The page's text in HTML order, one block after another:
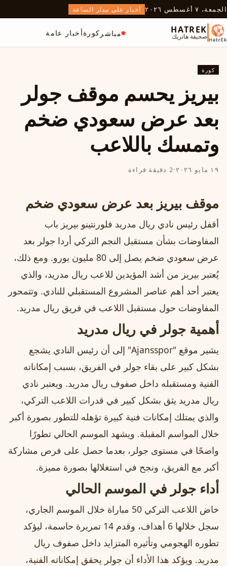
الجمعة، ٧ أغسطس ٢٠٢٦ أخبار على مدار الساعة
HATREK
صحيفة هاتريك مباشر كورةأخبار عامة
كورة
بيريز يحسم موقف جولر
بعد عرض سعودي ضخم
وتمسك باللاعب
١٩ مايو ٢٠٢٦ ·2 دقيقة قراءة
موقف بيريز بعد عرض سعودي ضخم
أقفل رئيس نادي ريال مدريد فلورنتينو بيريز باب
المفاوضات بشأن مستقبل النجم التركي أردا جولر بعد
عرض سعودي ضخم يصل إلى 80 مليون يورو. ومع ذلك،
يُعتبر بيريز من أشد المؤيدين للاعب ريال مدريد، والذي
يعتبر أحد أهم عناصر المشروع المستقبلي للنادي. وتتمحور
المفاوضات حول مستقبل اللاعب في فريق ريال مدريد.
أهمية جولر في ريال مدريد
يشير موقع "Ajansspor" إلى أن رئيس النادي يشجع
بشكل كبير على بقاء جولر في الفريق، بسبب إمكاناته
الفنية ومستقبله داخل صفوف ريال مدريد. ويعتبر نادي
ريال مدريد يثق بشكل كبير في قدرات اللاعب التركي،
والذي يمتلك إمكانات فنية كبيرة تؤهله للتطور بصورة أكبر
خلال المواسم المقبلة. ويشهد الموسم الحالي تطورًا
واضحًا في مستوى جولر، بعدما حصل على فرص مشاركة
أكبر مع الفريق، ونجح في استغلالها بصورة مميزة.
أداء جولر في الموسم الحالي
خاض اللاعب التركي 50 مباراة خلال الموسم الجاري،
سجل خلالها 6 أهداف، وقدم 14 تمريرة حاسمة، ليؤكد
تطوره الهجومي وتأثيره المتزايد داخل صفوف ريال
مدريد. ويؤكد هذا الأداء أن جولر يحقق إمكاناته الفنية،